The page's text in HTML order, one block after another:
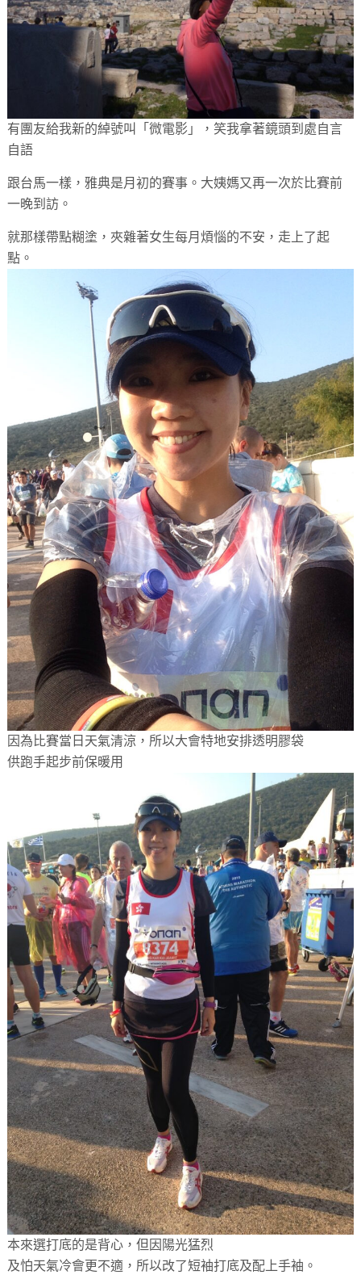
有團友給我新的綽號叫「微電影」，笑我拿著鏡頭到處自言
自語
跟台馬一樣，雅典是月初的賽事。大姨媽又再一次於比賽前
一晚到訪。
就那樣帶點糊塗，夾雜著女生每月煩惱的不安，走上了起
點。
因為比賽當日天氣清涼，所以大會特地安排透明膠袋
供跑手起步前保暖用
本來選打底的是背心，但因陽光猛烈
及怕天氣冷會更不適，所以改了短袖打底及配上手袖。